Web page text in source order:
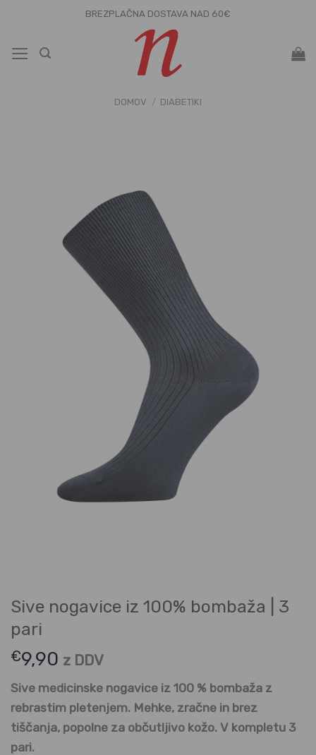
vsebino
BREZPLAČNA DOSTAVA NAD 60€
DOMOV / DIABETIKI
Sive nogavice iz 100% bombaža | 3
pari
€9,90 z DDV
Sive medicinske nogavice iz 100 % bombaža z
rebrastim pletenjem. Mehke, zrač­ne in brez
tiščanja, popolne za občutljivo kožo. V kompletu 3
pari.